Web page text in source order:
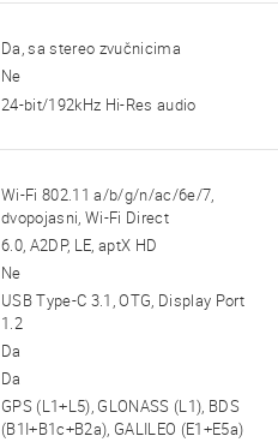
Da, sa stereo zvučnicima
Ne
24-bit/192kHz Hi-Res audio
Wi-Fi 802.11 a/b/g/n/ac/6e/7,
dvopojasni, Wi-Fi Direct
6.0, A2DP, LE, aptX HD
Ne
USB Type-C 3.1, OTG, Display Port
1.2
Da
Da
GPS (L1+L5), GLONASS (L1), BDS
(B1I+B1c+B2a), GALILEO (E1+E5a)